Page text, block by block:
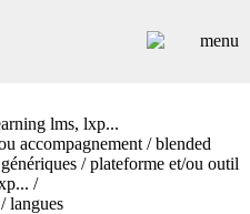
lms, lxp...
accompagnement / blended
/ plateforme et/ou outil
/
langues